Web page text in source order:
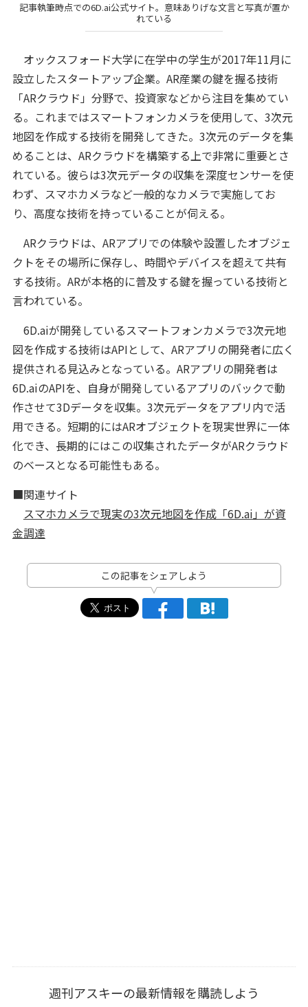
記事執筆時点での6D.ai公式サイト。意味ありげな文言と写真が置か
れている
オックスフォード大学に在学中の学生が2017年11月に
設立したスタートアップ企業。AR産業の鍵を握る技術
「ARクラウド」分野で、投資家などから注目を集めてい
る。これまではスマートフォンカメラを使用して、3次元
地図を作成する技術を開発してきた。3次元のデータを集
めることは、ARクラウドを構築する上で非常に重要とさ
れている。彼らは3次元データの収集を深度センサーを使
わず、スマホカメラなど一般的なカメラで実施してお
り、高度な技術を持っていることが伺える。
ARクラウドは、ARアプリでの体験や設置したオブジェ
クトをその場所に保存し、時間やデバイスを超えて共有
する技術。ARが本格的に普及する鍵を握っている技術と
言われている。
6D.aiが開発しているスマートフォンカメラで3次元地
図を作成する技術はAPIとして、ARアプリの開発者に広く
提供される見込みとなっている。ARアプリの開発者は
6D.aiのAPIを、自身が開発しているアプリのバックで動
作させて3Dデータを収集。3次元データをアプリ内で活
用できる。短期的にはARオブジェクトを現実世界に一体
化でき、長期的にはこの収集されたデータがARクラウド
のベースとなる可能性もある。
■関連サイト
スマホカメラで現実の3次元地図を作成「6D.ai」が資
金調達
この記事をシェアしよう
週刊アスキーの最新情報を購読しよう